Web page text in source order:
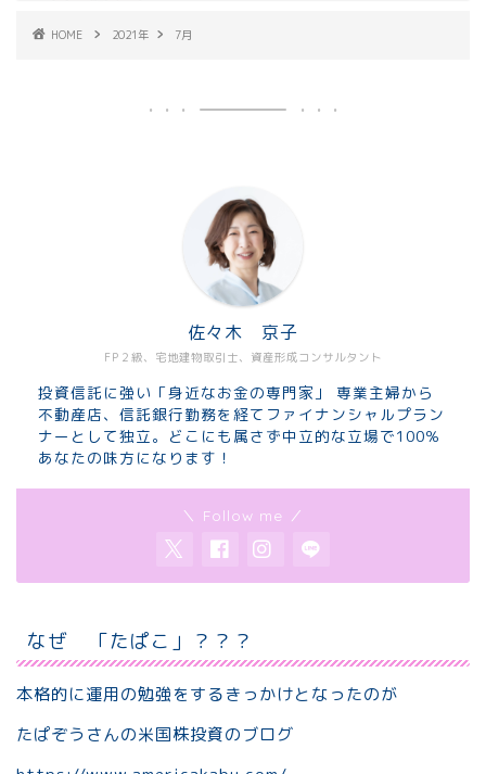
HOME 2021年 7月
FP２級、宅地建物取引士、資産形成コンサルタント
佐々木 京子
投資信託に強い「身近なお金の専門家」 専業主婦から
不動産店、信託銀行勤務を経てファイナンシャルプラン
ナーとして独立。どこにも属さず中立的な立場で100％
あなたの味方になります！
＼ Follow me ／
なぜ 「たぱこ」？？？
本格的に運用の勉強をするきっかけとなったのが
たぱぞうさんの米国株投資のブログ